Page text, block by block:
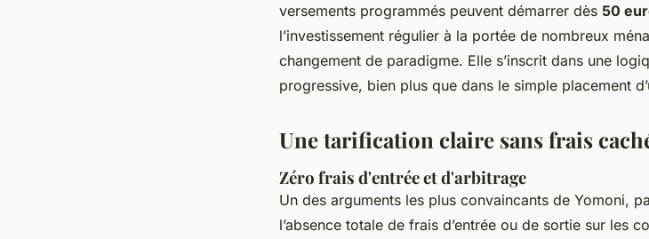
versements programmés peuvent démarrer dès 50
l’investissement régulier à la portée de nombreux
changement de paradigme. Elle s’inscrit dans une
progressive, bien plus que dans le simple placement
Une tarification claire sans frais
Zéro frais d'entrée et d'arbitrage
Un des arguments les plus convaincants de Yomoni,
l’absence totale de frais d’entrée ou de sortie sur les